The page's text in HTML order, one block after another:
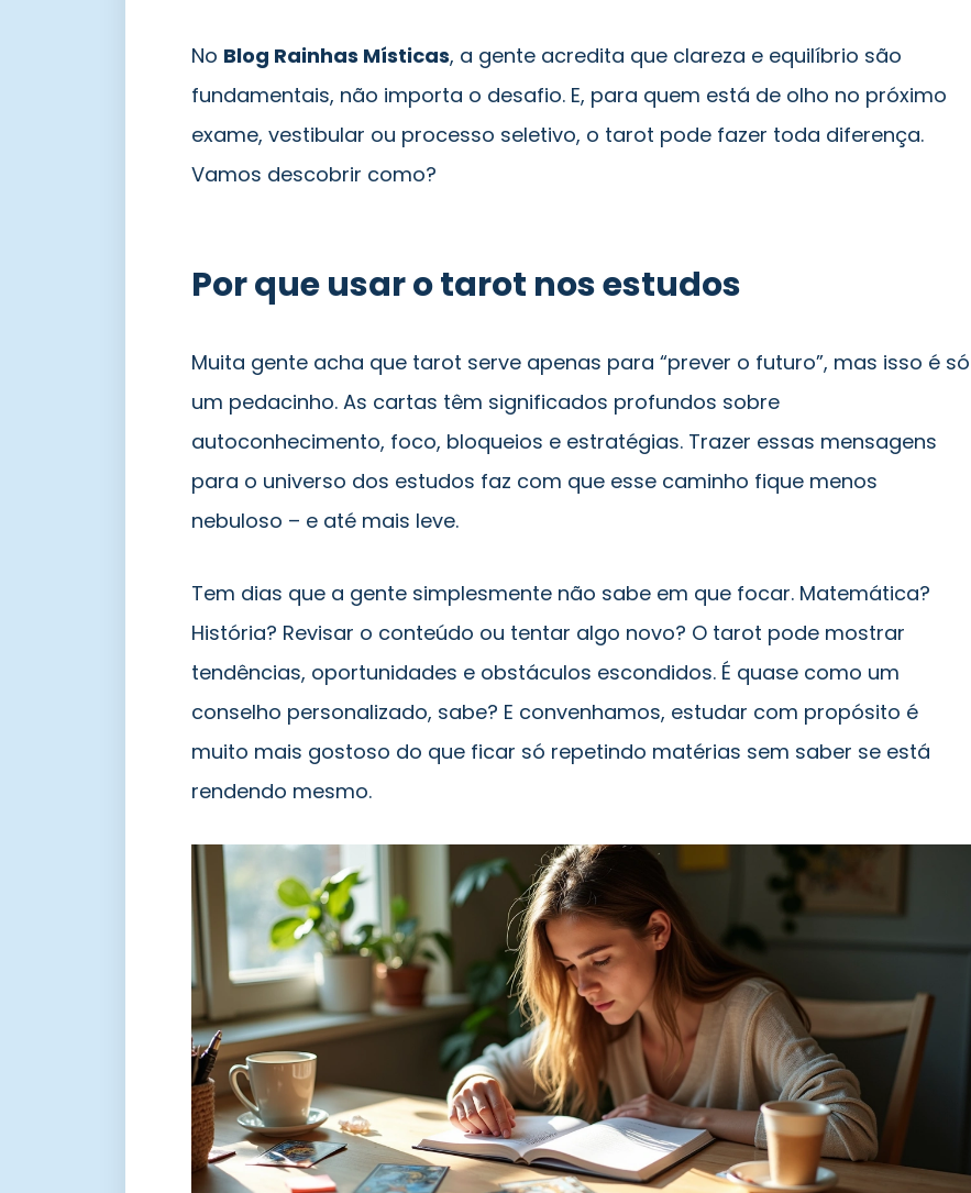
No Blog Rainhas Místicas, a gente acredita que clareza e equilíbrio são
fundamentais, não importa o desafio. E, para quem está de olho no próximo
exame, vestibular ou processo seletivo, o tarot pode fazer toda diferença.
Vamos descobrir como?
Por que usar o tarot nos estudos
Muita gente acha que tarot serve apenas para “prever o futuro”, mas isso é só
um pedacinho. As cartas têm significados profundos sobre
autoconhecimento, foco, bloqueios e estratégias. Trazer essas mensagens
para o universo dos estudos faz com que esse caminho fique menos
nebuloso – e até mais leve.
Tem dias que a gente simplesmente não sabe em que focar. Matemática?
História? Revisar o conteúdo ou tentar algo novo? O tarot pode mostrar
tendências, oportunidades e obstáculos escondidos. É quase como um
conselho personalizado, sabe? E convenhamos, estudar com propósito é
muito mais gostoso do que ficar só repetindo matérias sem saber se está
rendendo mesmo.